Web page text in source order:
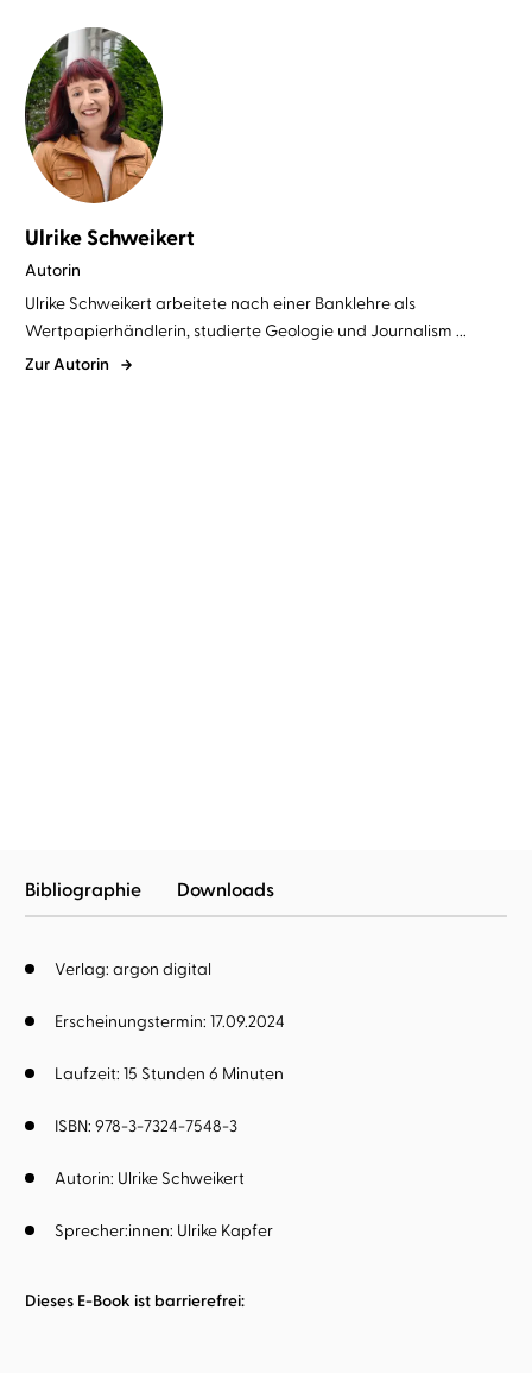
Ulrike Schweikert
Autorin
Ulrike Schweikert arbeitete nach einer Banklehre als
Wertpapierhändlerin, studierte Geologie und Journalism ...
Zur Autorin
Bibliographie Downloads
Verlag: argon digital
Erscheinungstermin: 17.09.2024
Laufzeit: 15 Stunden 6 Minuten
ISBN: 978-3-7324-7548-3
Autorin: Ulrike Schweikert
Sprecher:innen: Ulrike Kapfer
Dieses E-Book ist barrierefrei: